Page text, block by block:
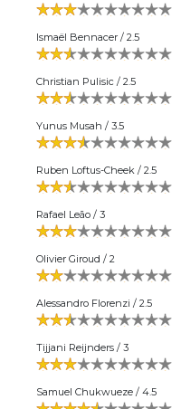
Ismaël Bennacer / 2.5
Christian Pulisic / 2.5
Yunus Musah / 3.5
Ruben Loftus-Cheek / 2.5
Rafael Leão / 3
Olivier Giroud / 2
Alessandro Florenzi / 2.5
Tijjani Reijnders / 3
Samuel Chukwueze / 4.5